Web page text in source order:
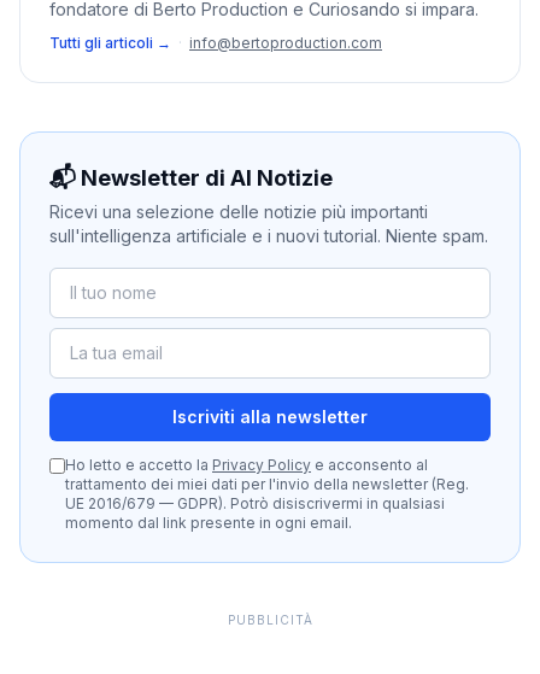
fondatore di Berto Production e Curiosando si impara.
Tutti gli articoli → · info@bertoproduction.com
📬 Newsletter di AI Notizie
Ricevi una selezione delle notizie più importanti
sull'intelligenza artificiale e i nuovi tutorial. Niente spam.
Iscriviti alla newsletter
Ho letto e accetto la Privacy Policy e acconsento al
trattamento dei miei dati per l'invio della newsletter (Reg.
UE 2016/679 — GDPR). Potrò disiscrivermi in qualsiasi
momento dal link presente in ogni email.
PUBBLICITÀ